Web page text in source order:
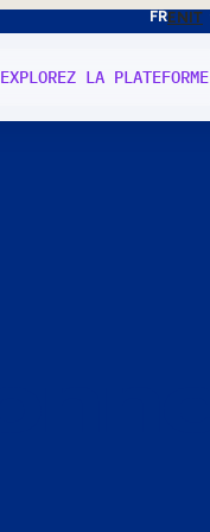
FRENIT
EXPLOREZ LA PLATEFORME